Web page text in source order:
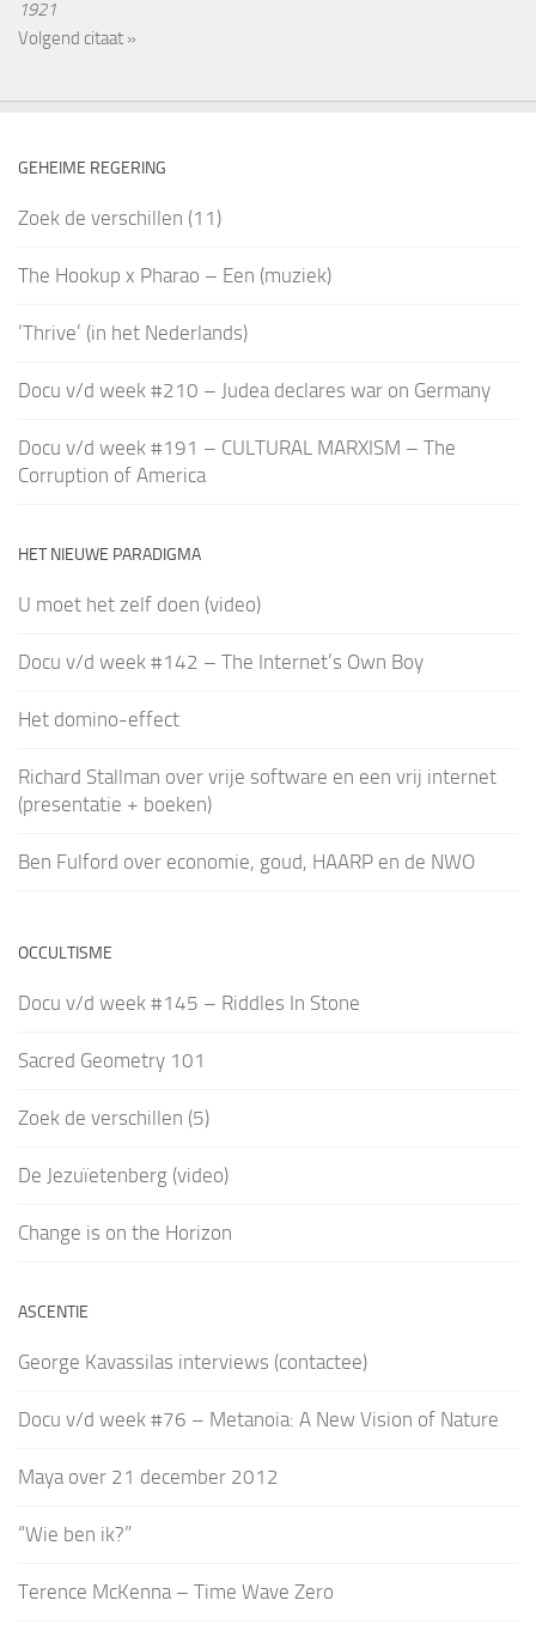
1921
Volgend citaat »
GEHEIME REGERING
Zoek de verschillen (11)
The Hookup x Pharao – Een (muziek)
‘Thrive’ (in het Nederlands)
Docu v/d week #210 – Judea declares war on Germany
Docu v/d week #191 – CULTURAL MARXISM – The
Corruption of America
HET NIEUWE PARADIGMA
U moet het zelf doen (video)
Docu v/d week #142 – The Internet’s Own Boy
Het domino-effect
Richard Stallman over vrije software en een vrij internet
(presentatie + boeken)
Ben Fulford over economie, goud, HAARP en de NWO
OCCULTISME
Docu v/d week #145 – Riddles In Stone
Sacred Geometry 101
Zoek de verschillen (5)
De Jezuïetenberg (video)
Change is on the Horizon
ASCENTIE
George Kavassilas interviews (contactee)
Docu v/d week #76 – Metanoia: A New Vision of Nature
Maya over 21 december 2012
“Wie ben ik?”
Terence McKenna – Time Wave Zero